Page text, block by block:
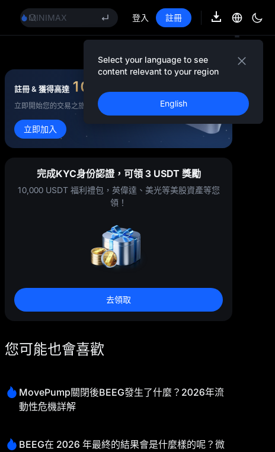
MINIMAX
HEI
宇樹科技合約已上線
BLESS
MINIMAX
HEI
CAP
UNITREE
宇樹科技合約已上線
登入 註冊
Select your language to see
content relevant to your region
English
註冊 & 獲得高達 10,000
立即開始您的交易之旅！
立即加入
完成KYC身份認證，可領 3 USDT 獎勵
10,000 USDT 福利禮包，英偉達、美光等美股資產等您
領！
去領取
您可能也會喜歡
MovePump關閉後BEEG發生了什麼？2026年流
動性危機詳解
BEEG在 2026 年最終的結果會是什麼樣的呢？微